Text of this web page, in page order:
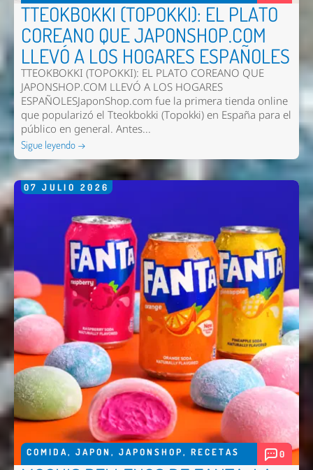
TTEOKBOKKI (TOPOKKI): EL PLATO
COREANO QUE JAPONSHOP.COM
LLEVÓ A LOS HOGARES ESPAÑOLES
TTEOKBOKKI (TOPOKKI): EL PLATO COREANO QUE
JAPONSHOP.COM LLEVÓ A LOS HOGARES
ESPAÑOLESJaponShop.com fue la primera tienda online
que popularizó el Tteokbokki (Topokki) en España para el
público en general. Antes...
Sigue leyendo →
07 JULIO 2026
COMIDA, JAPON , JAPONSHOP, RECETAS 0